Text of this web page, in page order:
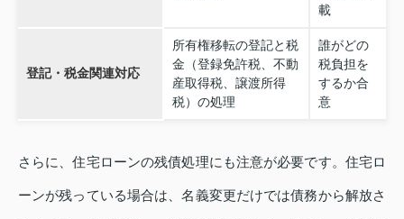
載
登記・税金関連対応
所有権移転の登記と税
金（登録免許税、不動
産取得税、譲渡所得
税）の処理
誰がどの
税負担を
するか合
意
さらに、住宅ローンの残債処理にも注意が必要です。住宅ロ
ーンが残っている場合は、名義変更だけでは債務から解放さ